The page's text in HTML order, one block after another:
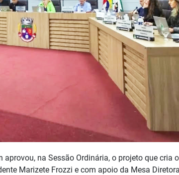
aprovou, na Sessão Ordinária, o projeto que cria
Marizete Frozzi e com apoio da Mesa